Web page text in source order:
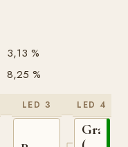
3,13 %
8,25 %
LED 3 LED 4